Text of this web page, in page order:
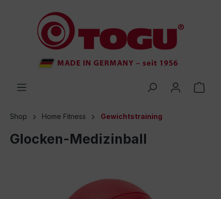
springen
Shop Home Fitness Gewichtstraining
Glocken-Medizinball